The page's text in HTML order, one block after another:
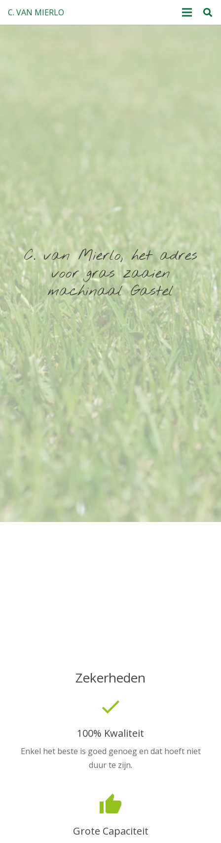
C. VAN MIERLO
C. van Mierlo, het adres
voor gras zaaien
machinaal Gastel
Zekerheden
done
100% Kwaliteit
Enkel het beste is goed genoeg en dat hoeft niet
duur te zijn.
thumb_up
Grote Capaciteit